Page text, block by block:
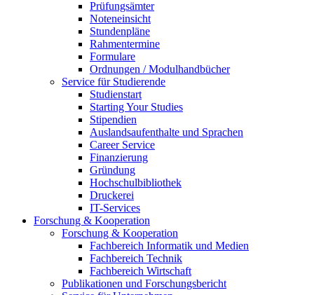
Prüfungsämter
Noteneinsicht
Stundenpläne
Rahmentermine
Formulare
Ordnungen / Modulhandbücher
Service für Studierende
Studienstart
Starting Your Studies
Stipendien
Auslandsaufenthalte und Sprachen
Career Service
Finanzierung
Gründung
Hochschulbibliothek
Druckerei
IT-Services
Forschung & Kooperation
Forschung & Kooperation
Fachbereich Informatik und Medien
Fachbereich Technik
Fachbereich Wirtschaft
Publikationen und Forschungsbericht